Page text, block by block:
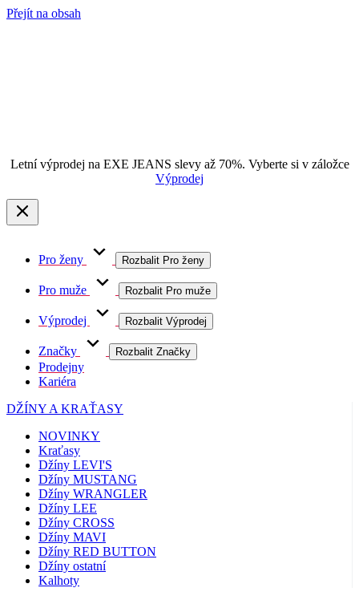
Přejít na obsah
Letní výprodej na EXE JEANS slevy až 70%. Vyberte si v záložce
Výprodej
Pro ženy Rozbalit Pro ženy
Pro muže Rozbalit Pro muže
Výprodej Rozbalit Výprodej
Značky Rozbalit Značky
Prodejny
Kariéra
DŽÍNY A KRAŤASY
NOVINKY
Kraťasy
Džíny LEVI'S
Džíny MUSTANG
Džíny WRANGLER
Džíny LEE
Džíny CROSS
Džíny MAVI
Džíny RED BUTTON
Džíny ostatní
Kalhoty